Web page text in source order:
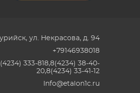
, ул. Некрасова, д. 94
+79146938018
333-818,8(4234) 38-40-
20,8(4234) 33-41-12
Info@etalon1c.ru